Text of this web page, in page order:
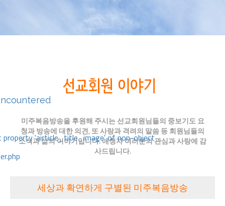
property 'airticle_title_image' of non-object
미주복음방송을 후원해 주시는 선교회원님들의 중보기도 요
청과 방송에 대한 의견, 또 사랑과 격려의 말씀 등 회원님들의
소식과 삶의 이야기입니다. 애청자 여러분의 관심과 사랑에 감
사드립니다.
세상과 확연하게 구별된 미주복음방송